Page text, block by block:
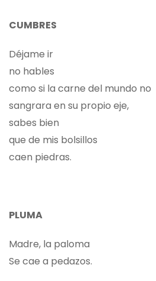
CUMBRES
Déjame ir
no hables
como si la carne del mundo no
sangrara en su propio eje,
sabes bien
que de mis bolsillos
caen piedras.
PLUMA
Madre, la paloma
Se cae a pedazos.